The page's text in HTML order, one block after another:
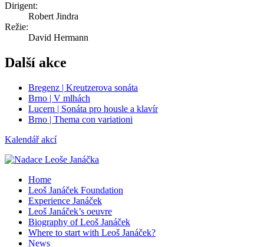
Dirigent:
Robert Jindra
Režie:
David Hermann
Další akce
Bregenz | Kreutzerova sonáta
Brno | V mlhách
Lucern | Sonáta pro housle a klavír
Brno | Thema con variationi
Kalendář akcí
Home
Leoš Janáček Foundation
Experience Janáček
Leoš Janáček’s oeuvre
Biography of Leoš Janáček
Where to start with Leoš Janáček?
News